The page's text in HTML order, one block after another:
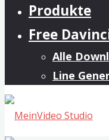
Produkte
Free
Alle
Line